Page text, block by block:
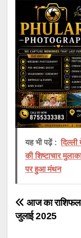
यह भी पढ़ें :
की शिष्टाचार
पर हुआ मंथन
Post
आज का
जुलाई 2025